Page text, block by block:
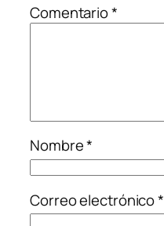
Comentario*
Nombre*
Correo electrónico*